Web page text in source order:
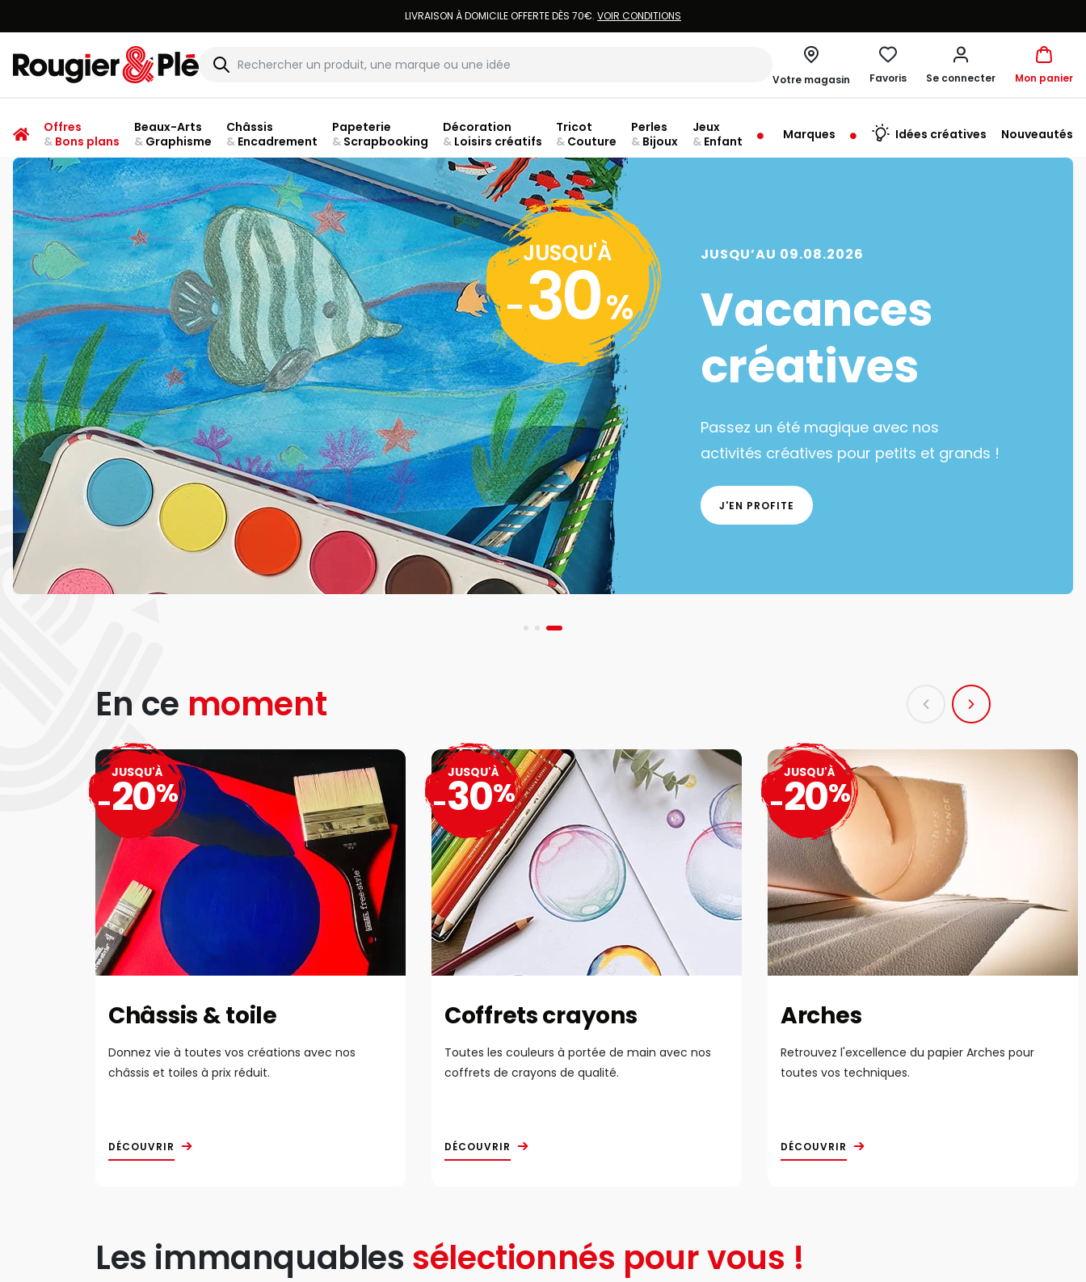
LIVRAISON À DOMICILE OFFERTE DÈS 70€. VOIR CONDITIONS
Rougier & Plé
Votre magasin
ouvert à 10:00
Favoris Se connecter Mon panier
Offres
&Bons plans
Beaux-Arts
&Graphisme
Châssis
&Encadrement
Papeterie
&Scrapbooking
Décoration
&Loisirs créatifs
Tricot
& Couture
Perles
& Bijoux
Jeux
& Enfant Marques Idées créatives Nouveautés
JUSQU'À
-30%
JUSQU’AU 09.08.2026
Vacances
créatives
Passez un été magique avec nos
activités créatives pour petits et grands !
J'EN PROFITE
En ce moment
Châssis & toile
Donnez vie à toutes vos créations avec nos
châssis et toiles à prix réduit.
DÉCOUVRIR
JUSQU'À
-20%
Coffrets crayons
Toutes les couleurs à portée de main avec nos
coffrets de crayons de qualité.
DÉCOUVRIR
JUSQU'À
-30%
Arches
Retrouvez l'excellence du papier Arches pour
toutes vos techniques.
DÉCOUVRIR
JUSQU'À
-20%
Les immanquables sélectionnés pour vous !